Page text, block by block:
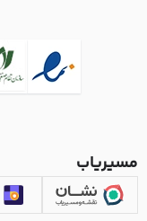
مسیریاب